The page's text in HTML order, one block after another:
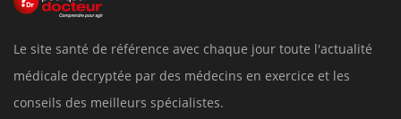
Le site santé de référence avec chaque jour toute l'actualité
médicale decryptée par des médecins en exercice et les
conseils des meilleurs spécialistes.